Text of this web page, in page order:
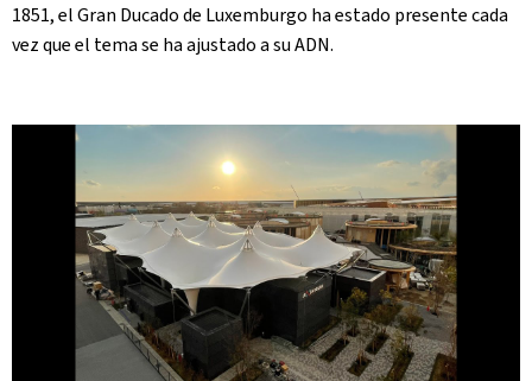
1851, el Gran Ducado de Luxemburgo ha estado presente cada
vez que el tema se ha ajustado a su ADN.